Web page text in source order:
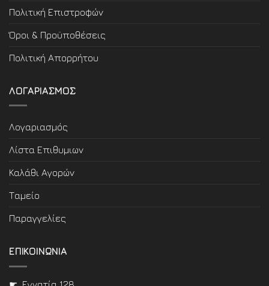
Πολιτική Επιστροφών
Όροι & Προϋποθέσεις
Πολιτική Απορρήτου
ΛΟΓΑΡΙΑΣΜΟΣ
Λογαριασμός
Λίστα Επιθυμιων
Καλάθι Αγορών
Ταμείο
Παραγγελίες
ΕΠΙΚΟΙΝΩΝΙΑ